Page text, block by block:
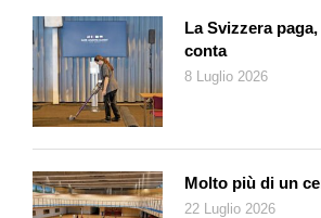
La Svizzera
conta
8 Luglio 2026
Molto più di un
22 Luglio 2026